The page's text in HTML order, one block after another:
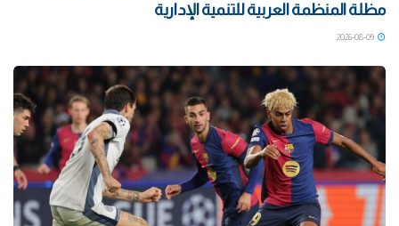
مظلة المنظمة العربية للتنمية الإدارية